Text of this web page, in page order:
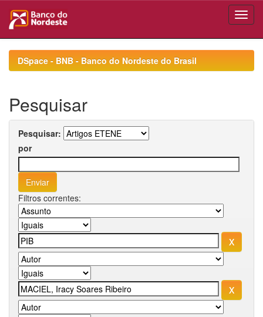
navigationDSpace - BNB - Banco do Nordeste do Brasil
Pesquisar
Pesquisar:
por
Filtros correntes: